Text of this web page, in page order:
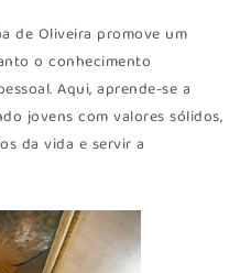
de Oliveira promove um
o conhecimento
Aqui, aprende-se a
jovens com valores sólidos,
da vida e servir a